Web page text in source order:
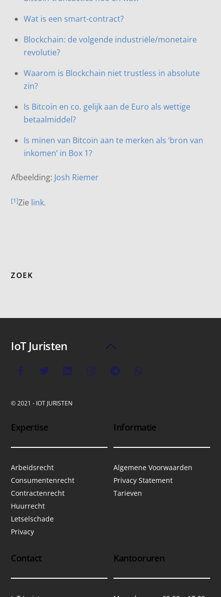
Wat is een smart-contract?
Blockchain: de volgende industriële/monetaire
revolutie?
Waarom is Blockchain niet trustless in absolute
zin?
Is Bitcoin en co. gelijk aan de Euro als wettige
betaalmiddel?
Is minen van Bitcoin aan te merken als ‘bron van
inkomen’ in Box 1?
Afbeelding: Josh Riemer
[1]Zie link.
ZOEK
Back
Top
IoT Juristen
© 2021 - IOT JURISTEN
Expertise
Arbeidsrecht
Consumentenrecht
Contractenrecht
Huurrecht
Letselschade
Privacy
Informatie
Algemene Voorwaarden
Privacy Statement
Tarieven
Contact Kantooruren